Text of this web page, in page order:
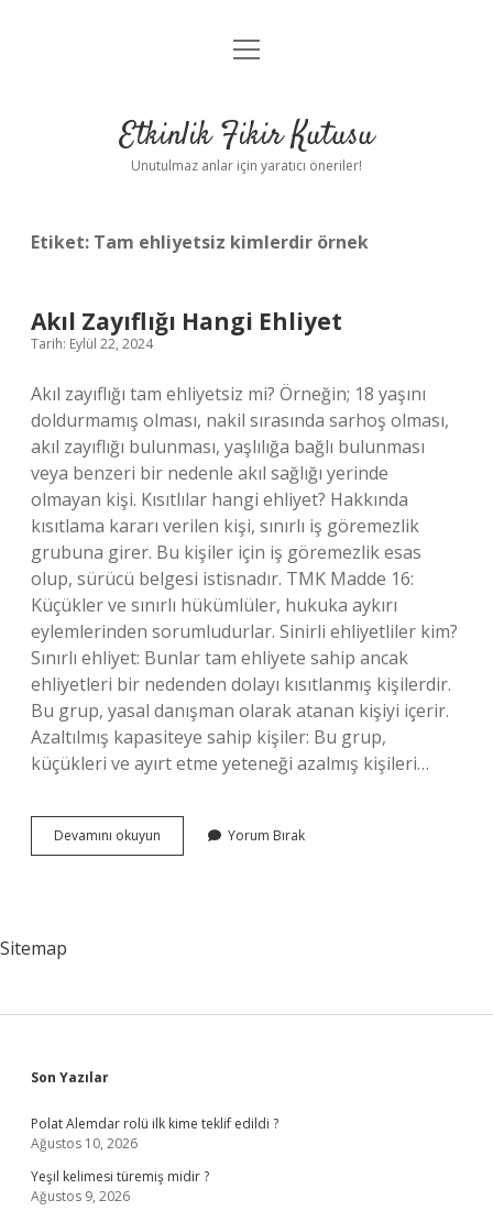
Anasayfa
Yasal Uyarı
menüyü
Etkinlik Fikir Kutusu
Unutulmaz anlar için yaratıcı öneriler!
Etiket: Tam ehliyetsiz kimlerdir örnek
Akıl Zayıflığı Hangi Ehliyet
Tarih: Eylül 22, 2024
Akıl zayıflığı tam ehliyetsiz mi? Örneğin; 18 yaşını
doldurmamış olması, nakil sırasında sarhoş olması,
akıl zayıflığı bulunması, yaşlılığa bağlı bulunması
veya benzeri bir nedenle akıl sağlığı yerinde
olmayan kişi. Kısıtlılar hangi ehliyet? Hakkında
kısıtlama kararı verilen kişi, sınırlı iş göremezlik
grubuna girer. Bu kişiler için iş göremezlik esas
olup, sürücü belgesi istisnadır. TMK Madde 16:
Küçükler ve sınırlı hükümlüler, hukuka aykırı
eylemlerinden sorumludurlar. Sinirli ehliyetliler kim?
Sınırlı ehliyet: Bunlar tam ehliyete sahip ancak
ehliyetleri bir nedenden dolayı kısıtlanmış kişilerdir.
Bu grup, yasal danışman olarak atanan kişiyi içerir.
Azaltılmış kapasiteye sahip kişiler: Bu grup,
küçükleri ve ayırt etme yeteneği azalmış kişileri…
Devamını okuyun
Zayıflığı
Yorum Bırak
Sitemap
Sidebar
Son Yazılar
Polat Alemdar rolü ilk kime teklif edildi ?
Ağustos 10, 2026
Yeşil kelimesi türemiş midir ?
Ağustos 9, 2026